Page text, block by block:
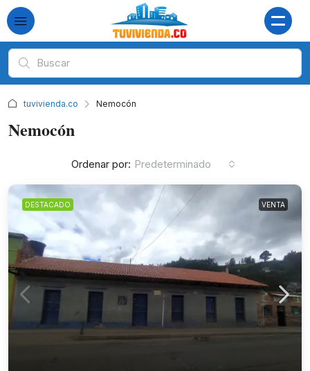
tuvivienda.co Nemocón
Nemocón
Ordenar por: Predeterminado
DESTACADO VENTA